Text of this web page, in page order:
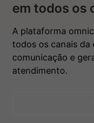
em todos os
A plataforma
todos os canais da
comunicação e
atendimento.